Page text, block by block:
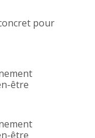
pour
être
être